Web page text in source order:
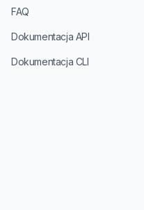
FAQ
Dokumentacja API
Dokumentacja CLI